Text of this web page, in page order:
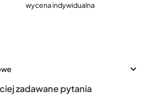
wycena indywidualna
zadawane pytania